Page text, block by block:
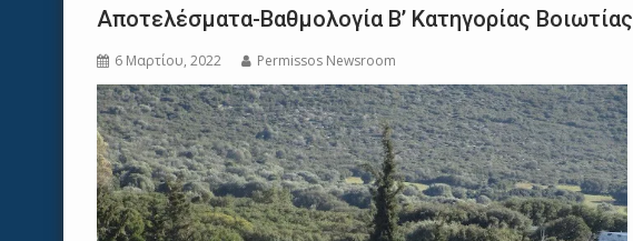
Αποτελέσματα-Βαθμολογία Β’ Κατηγορίας Βοιωτίας
6 Μαρτίου, 2022 Permissos Newsroom